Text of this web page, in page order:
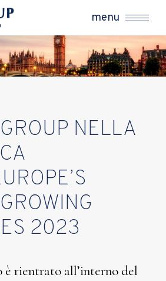
menu
NELLA
2023
rientrato all’interno del